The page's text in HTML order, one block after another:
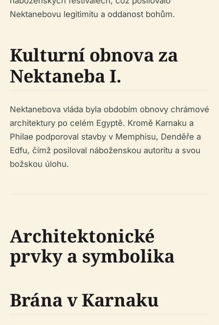
Nektanebovu legitimitu a oddanost bohům.
Kulturní obnova za
Nektaneba I.
Nektanebova vláda byla obdobím obnovy chrámové
architektury po celém Egyptě. Kromě Karnaku a
Philae podporoval stavby v Memphisu, Denděře a
Edfu, čímž posiloval náboženskou autoritu a svou
božskou úlohu.
Architektonické
prvky a symbolika
Brána v Karnaku